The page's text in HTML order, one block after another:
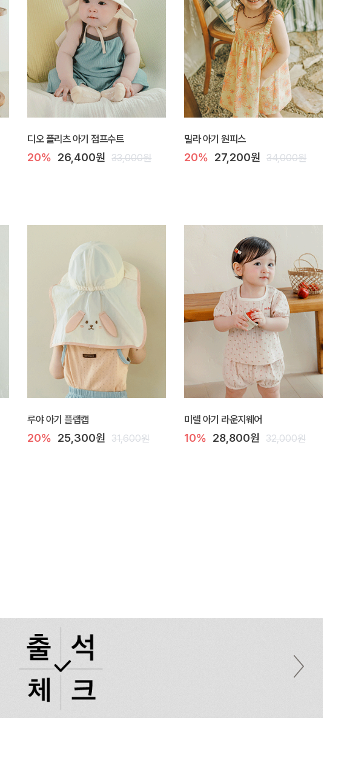
디오 플리츠 아기 점프수트
20% 26,400원 33,000원
밀라 아기 원피스
20% 27,200원 34,000원
루야 아기 플랩캡
20% 25,300원 31,600원
미렐 아기 라운지웨어
10% 28,800원 32,000원